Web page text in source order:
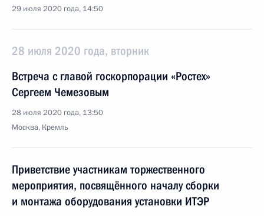
29 июля 2020 года, 14:50
28 июля 2020 года, вторник
Встреча с главой госкорпорации «Ростех»
Сергеем Чемезовым
28 июля 2020 года, 13:50
Москва, Кремль
Приветствие участникам торжественного
мероприятия, посвящённого началу сборки
и монтажа оборудования установки ИТЭР